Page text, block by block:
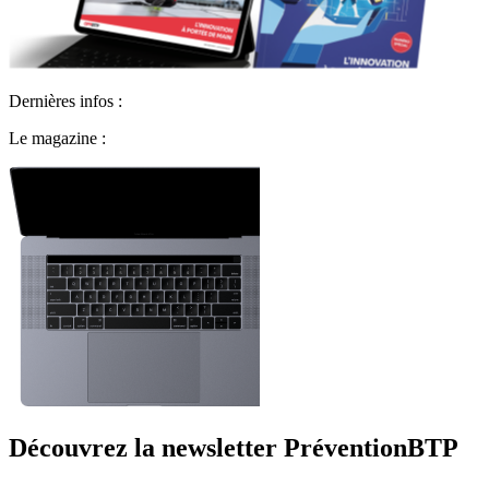
Dernières infos :
Le magazine :
Découvrez la newsletter PréventionBTP